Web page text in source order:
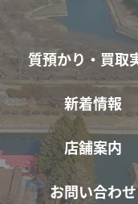
質預かり・買取
新着情報
店舗案内
お問い合わせ